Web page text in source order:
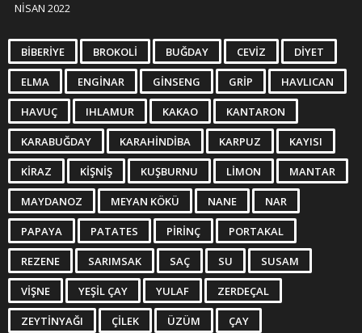
NISAN 2022
BIBERIYE BROKOLI BUĞDAY CEVIZ DIYET
ELMA ENGINAR GINSENG GRIP HAVLICAN
HAVUÇ IHLAMUR KAKAO KANTARON
KARABUĞDAY KARAHINDIBA KARPUZ KAYISI
KIRAZ KIŞNIŞ KUŞBURNU LIMON MANTAR
MAYDANOZ MEYAN KÖKÜ NANE NAR
PAPAYA PATATES PIRINÇ PORTAKAL
REZENE SARIMSAK SAÇ SU SUSAM
VIŞNE YEŞIL ÇAY YULAF ZERDEÇAL
ZEYTINYAĞI ÇILEK ÜZÜM ÇAY